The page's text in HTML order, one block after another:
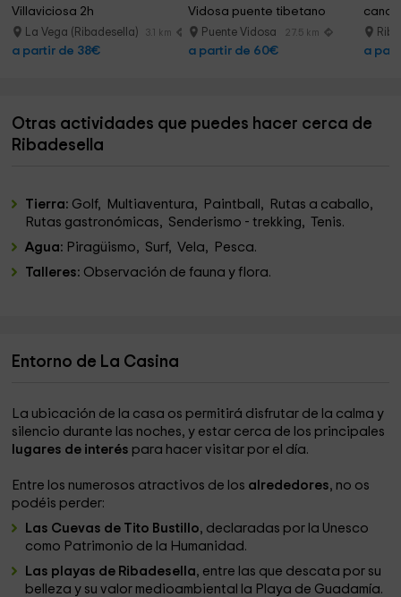
Villaviciosa 2h
La Vega (Ribadesella) 3.1 km
a partir de 38€
Vidosa puente tibetano
Puente Vidosa 27.5 km
a partir de 60€
canoa
a
Otras actividades que puedes hacer cerca de
Ribadesella
Tierra: Golf, Multiaventura, Paintball, Rutas a caballo,
Rutas gastronómicas, Senderismo - trekking, Tenis.
Agua: Piragüismo, Surf, Vela, Pesca.
Talleres: Observación de fauna y flora.
Entorno de La Casina
La ubicación de la casa os permitirá disfrutar de la calma y
silencio durante las noches, y estar cerca de los principales
lugares de interés para hacer visitar por el día.
Entre los numerosos atractivos de los alrededores, no os
podéis perder:
Las Cuevas de Tito Bustillo, declaradas por la Unesco
como Patrimonio de la Humanidad.
Las playas de Ribadesella, entre las que descata por su
belleza y su valor medioambiental la Playa de Guadamía.